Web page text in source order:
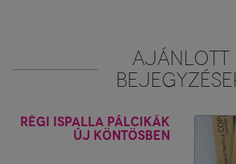
AJÁNLOTT
Régi Ispalla pálcikák
új köntösben